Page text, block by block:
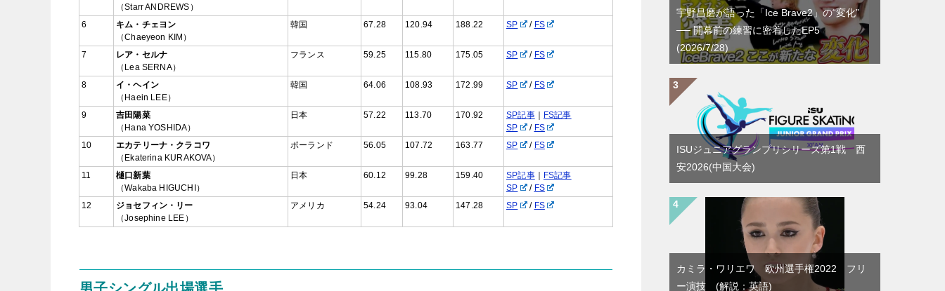
（Starr ANDREWS）
6
キム・チェヨン
（Chaeyeon KIM）
韓国 67.28 120.94 188.22 SP / FS
7
レア・セルナ
（Lea SERNA）
フランス 59.25 115.80 175.05 SP / FS
8
イ・ヘイン
（Haein LEE）
韓国 64.06 108.93 172.99 SP / FS
9
吉田陽菜
（Hana YOSHIDA）
日本 57.22 113.70 170.92 SP記事｜ FS記事
SP
/ FS
10
エカテリーナ・クラコワ
（Ekaterina KURAKOVA）
ポーランド 56.05 107.72 163.77 SP / FS
11
樋口新葉
（Wakaba HIGUCHI）
日本 60.12 99.28 159.40 SP記事｜ FS記事
SP
/ FS
12
ジョセフィン・リー
（Josephine LEE）
アメリカ 54.24 93.04 147.28 SP / FS
宇野昌磨が語った「Ice Brave2」の“変化”
── 開幕前の練習に密着したEP5
(2026/7/28)
ISUジュニアグランプリシリーズ第1戦 西
安2026(中国大会)
カミラ・ワリエワ 欧州選手権2022 フリ
ー演技 (解説：英語)